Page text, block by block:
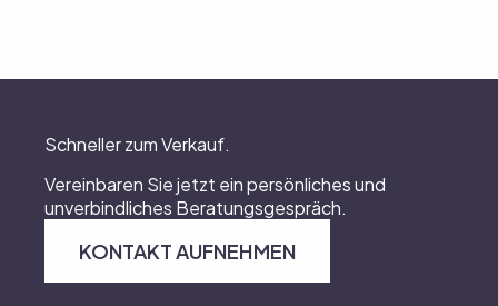
Schneller zum Verkauf.
Vereinbaren Sie jetzt ein persönliches und
unverbindliches Beratungsgespräch.
KONTAKT AUFNEHMEN